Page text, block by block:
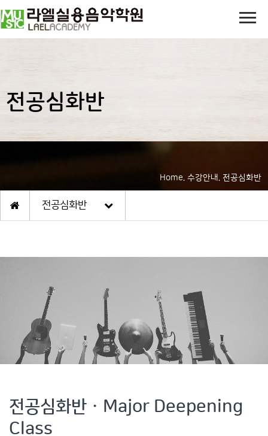
전공심화반
Home. 수강안내. 전공심화반
전공심화반
전공심화반 · Major Deepening
Class